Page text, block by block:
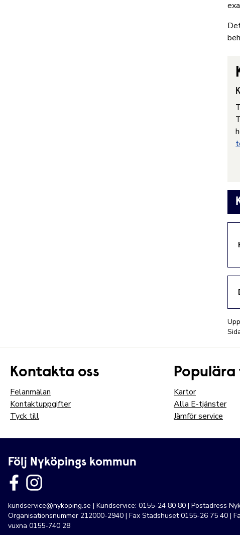
Kontakta oss
Felanmälan
Kontaktuppgifter
Tyck till
Kartor
Alla E-tjänster
Jämför service
Följ Nyköpings kommun
kundservice@nykoping.se | Kundservice: 0155-24 80 80 | Postadress
Organisationsnummer 212000-2940 | Fax Stadshuset 0155-26 75 40 |
vuxna 0155-740 28